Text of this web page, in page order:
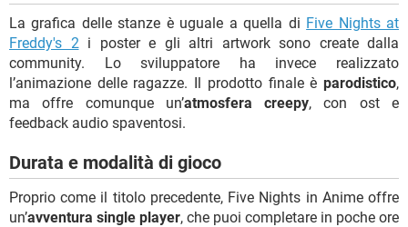
La grafica delle stanze è uguale a quella di Five Nights at
Freddy's 2 i poster e gli altri artwork sono create dalla
community. Lo sviluppatore ha invece realizzato
l’animazione delle ragazze. Il prodotto finale è parodistico,
ma offre comunque un’atmosfera creepy, con ost e
feedback audio spaventosi.
Durata e modalità di gioco
Proprio come il titolo precedente, Five Nights in Anime offre
un’avventura single player, che puoi completare in poche ore